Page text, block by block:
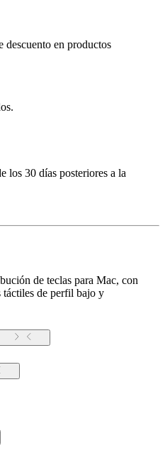
descuento en productos
los 30 días posteriores a la
de teclas para Mac, con
táctiles de perfil bajo y